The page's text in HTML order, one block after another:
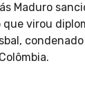
Maduro
que virou